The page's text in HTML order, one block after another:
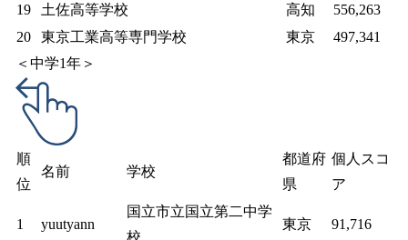
19
土佐高等学校 高知
556,263
20
東京工業高等専門学校 東京
497,341
＜中学1年＞
順
位
名前 学校
都道府
県
個人スコ
ア
1 yuutyann
国立市立国立第二中学
校
東京 91,716